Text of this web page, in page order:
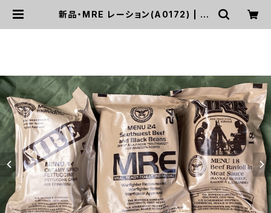
新品・MRE レーション(A0172) | mi